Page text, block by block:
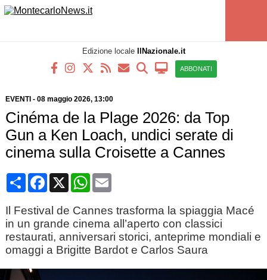
Edizione locale IlNazionale.it
ABBONATI
EVENTI - 08 maggio 2026, 13:00
Cinéma de la Plage 2026: da Top
Gun a Ken Loach, undici serate di
cinema sulla Croisette a Cannes
CondividiFacebook
X WhatsApp
Email
Il Festival de Cannes trasforma la spiaggia Macé
in un grande cinema all’aperto con classici
restaurati, anniversari storici, anteprime mondiali e
omaggi a Brigitte Bardot e Carlos Saura